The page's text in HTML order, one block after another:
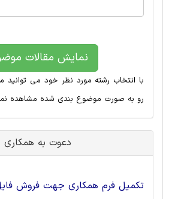
نمایش مقالات
با انتخاب رشته مورد نظر خود می توانید
رو به صورت موضوع بندی شده مشاهده
دعوت به همکاری
تکمیل فرم همکاری جهت فروش